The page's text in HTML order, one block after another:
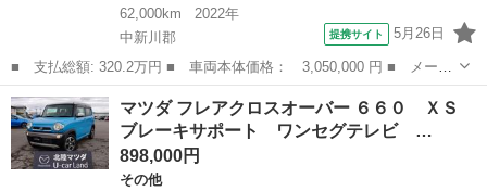
62,000km
2022年
中新川郡
提携サイト 5月26日
■ 支払総額: 320.2万円 ■ 車両本体価格： 3,050,000 円 ■ メーカ
ー名： マツダ ■ 車種名： マツダ ■ グレード名： ボンゴブ
ローニィバン ５ドア２．８ＤＴ ＧＬ ４ＷＤ ■ 排気量：
2800c...
富山 中新川郡 その他
マツダ フレアクロスオーバー ６６０ ＸＳ
ブレーキサポート ワンセグテレビ …
898,000円
その他